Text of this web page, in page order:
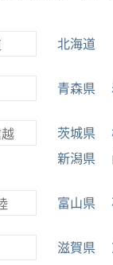
北海道
青森県
茨城県
新潟県
富山県
滋賀県